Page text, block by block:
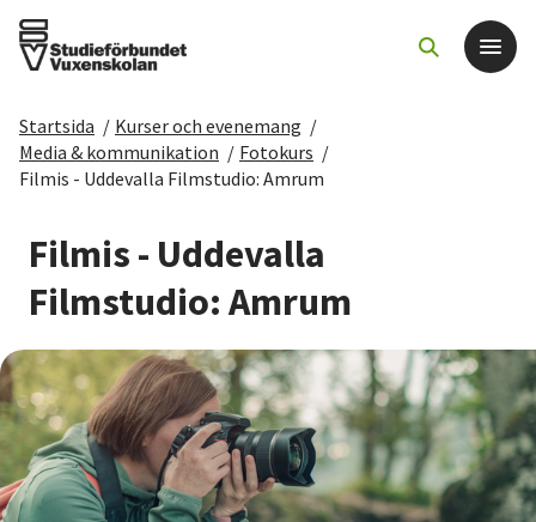
Det här gör vi
Sök kurser och evenemang
Om SV
Starta studiecirkel
Cirkelledare
Startsida / Kurser och evenemang /
Media & kommunikation / Fotokurs /
Filmis - Uddevalla Filmstudio: Amrum
Filmis - Uddevalla
Filmstudio: Amrum